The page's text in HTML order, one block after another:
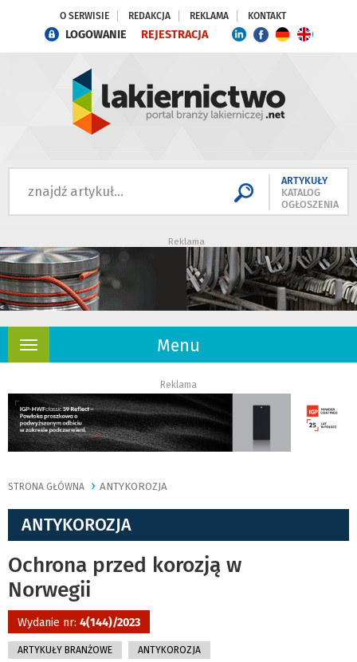
O SERWISIE REDAKCJA REKLAMA KONTAKT
LOGOWANIE REJESTRACJA
ARTYKUŁY
KATALOG
OGŁOSZENIA
Reklama
Menu
Rozwiń
Reklama
STRONA GŁÓWNA ANTYKOROZJA
ANTYKOROZJA
Ochrona przed korozją w
Norwegii
Wydanie nr: 4(144)/2023
ARTYKUŁY BRANŻOWE
ANTYKOROZJA